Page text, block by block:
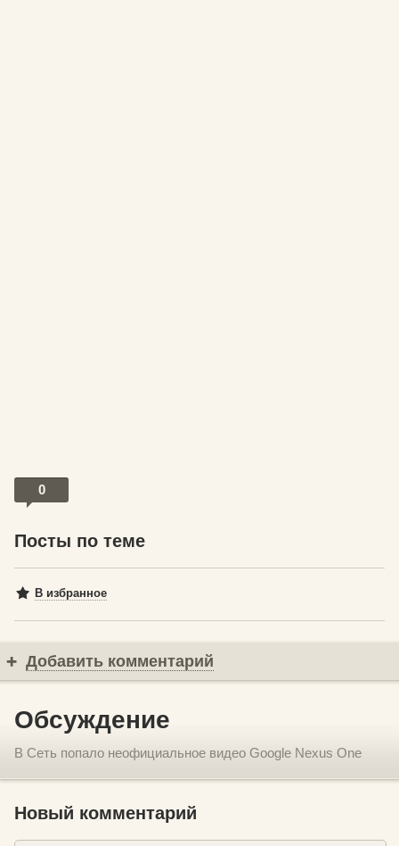
0
Посты по теме
В избранное
Добавить комментарий
Обсуждение
В Сеть попало неофициальное видео Google Nexus One
Новый комментарий